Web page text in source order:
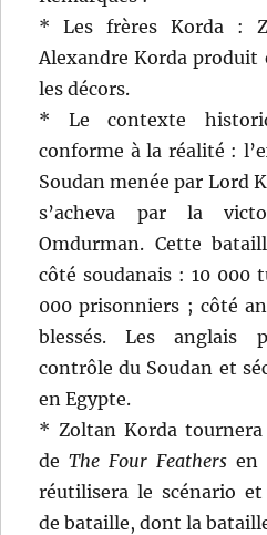
* Les frères Korda :
Alexandre Korda produit
les décors.
* Le contexte
conforme à la réalité :
Soudan menée par Lord
s’acheva par la
Omdurman. Cette
côté soudanais : 10 000
000 prisonniers ; côté
blessés. Les anglais
contrôle du Soudan et
en Egypte.
* Zoltan Korda tournera
deThe Four Feathers en
réutilisera le scénario et
de bataille, dont la